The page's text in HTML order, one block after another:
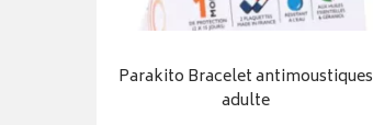
Parakito Bracelet antimoustiques
adulte